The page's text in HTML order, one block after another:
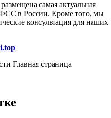
самая актуальная
в России. Кроме того, мы
консультация для наших
Главная страница